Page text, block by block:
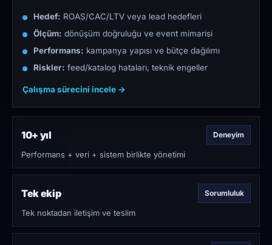
Hedef: ROAS/CAC/LTV veya lead hedefleri
Ölçüm: dönüşüm doğruluğu ve event mimarisi
Performans: kampanya yapısı ve bütçe dağılımı
Riskler: feed/katalog hataları, teknik engeller
Çalışma sürecini incele →
10+ yıl Deneyim
Performans + veri + sistem birlikte yönetimi
Tek ekip Sorumluluk
Tek noktadan iletişim ve teslim